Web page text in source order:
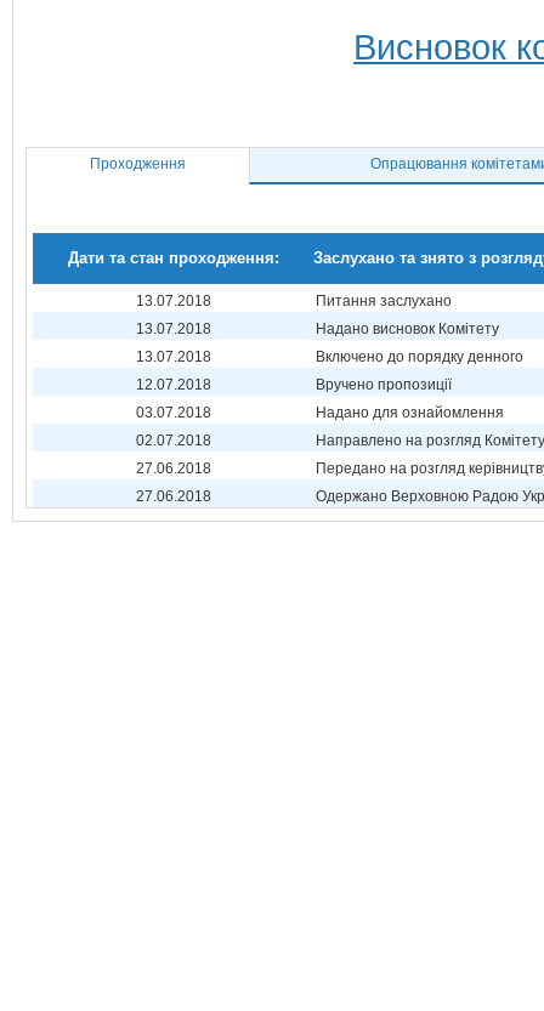
Висновок
Проходження Опрацювання
Дати та стан проходження: Заслухано та знято з
13.07.2018
Питання заслухано
13.07.2018
Надано висновок Комітету
13.07.2018
Включено до порядку денного
12.07.2018
Вручено пропозиції
03.07.2018
Надано для ознайомлення
02.07.2018
Направлено на розгляд Комітету
27.06.2018
Передано на розгляд
27.06.2018
Одержано Верховною Радою